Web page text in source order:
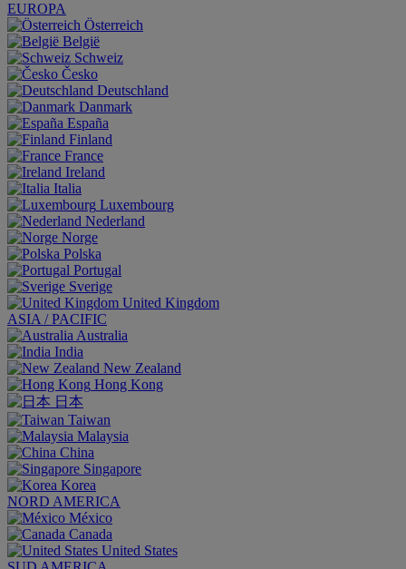
EUROPA
Österreich
België
Schweiz
Česko
Deutschland
Danmark
España
Finland
France
Ireland
Italia
Luxembourg
Nederland
Norge
Polska
Portugal
Sverige
United Kingdom
ASIA / PACIFIC
Australia
India
New Zealand
Hong Kong
日本
Taiwan
Malaysia
China
Singapore
Korea
NORD AMERICA
México
Canada
United States